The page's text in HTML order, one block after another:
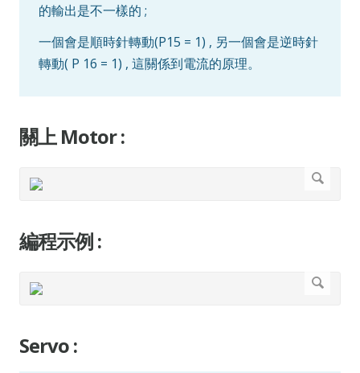
的輸出是不一樣的 ;
一個會是順時針轉動(P15 = 1) , 另一個會是逆時針
轉動( P 16 = 1) , 這關係到電流的原理。
關上 Motor :
編程示例 :
Servo :